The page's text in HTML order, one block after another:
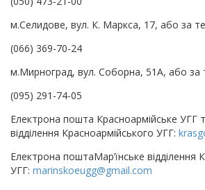
м.Селидове, вул. К. Маркса, 17, або за
(066) 369-70-24
м.Мирноград, вул. Соборна, 51А, або за
(095) 291-74-05
Електрона пошта Красноармійське УГГ
відділення Красноармійського УГГ:
Електрона поштаМар’їнське відділення
УГГ: marinskoeugg@gmail.com